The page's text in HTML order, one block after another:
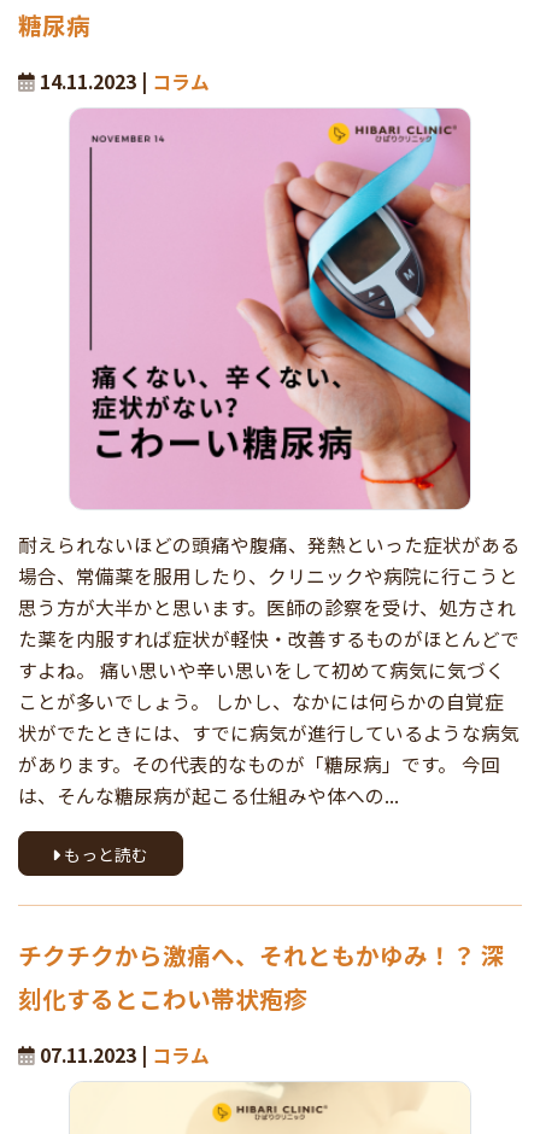
糖尿病
14.11.2023 | コラム
耐えられないほどの頭痛や腹痛、発熱といった症状がある
場合、常備薬を服用したり、クリニックや病院に行こうと
思う方が大半かと思います。医師の診察を受け、処方され
た薬を内服すれば症状が軽快・改善するものがほとんどで
すよね。 痛い思いや辛い思いをして初めて病気に気づく
ことが多いでしょう。 しかし、なかには何らかの自覚症
状がでたときには、すでに病気が進行しているような病気
があります。その代表的なものが「糖尿病」です。 今回
は、そんな糖尿病が起こる仕組みや体への...
もっと読む
チクチクから激痛へ、それともかゆみ！？ 深
刻化するとこわい帯状疱疹
07.11.2023 | コラム